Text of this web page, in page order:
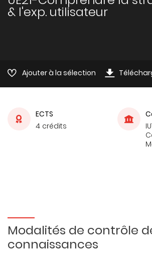
& l'exp. utilisateur
Ajouter à la sélection
ECTS
4 crédits
Modalités de contrôle
connaissances